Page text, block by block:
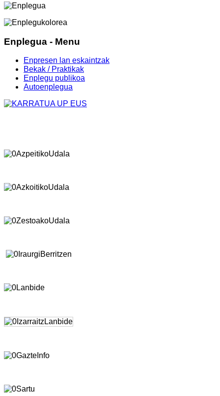
Enplegua - Menu
Enpresen lan eskaintzak
Bekak / Praktikak
Enplegu publikoa
Autoenplegua